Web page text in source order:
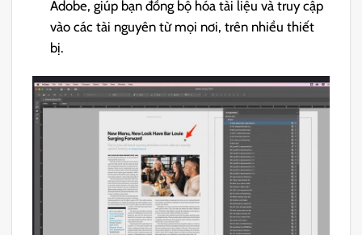
Adobe, giúp bạn đồng bộ hóa tài liệu và truy cập
vào các tài nguyên từ mọi nơi, trên nhiều thiết
bị.